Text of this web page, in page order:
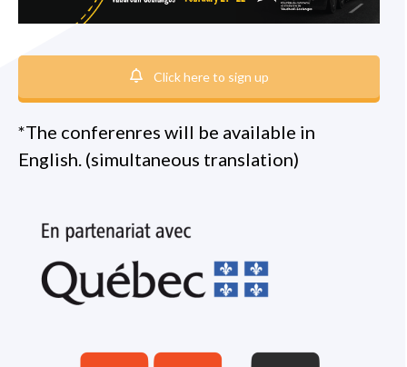
Click here to sign up
*The conferenres will be available in
English. (simultaneous translation)